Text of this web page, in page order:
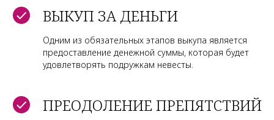
ВЫКУП ЗА ДЕНЬГИ
Одним из обязательных этапов выкупа является
предоставление денежной суммы, которая будет
удовлетворять подружкам невесты.
ПРЕОДОЛЕНИЕ ПРЕПЯТСТВИЙ